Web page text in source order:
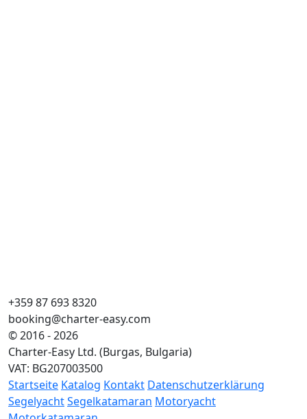
+359 87 693 8320
booking@charter-easy.com
© 2016 - 2026
Charter-Easy Ltd. (Burgas, Bulgaria)
VAT: BG207003500
Startseite Katalog Kontakt Datenschutzerklärung
SegelyachtSegelkatamaran Motoryacht